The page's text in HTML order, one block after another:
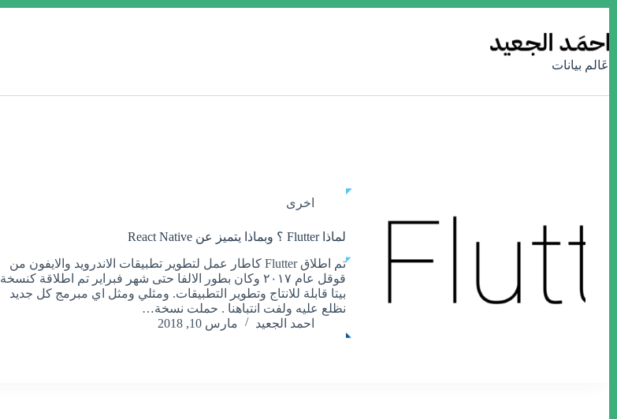
إلى
المحتوى
عَالم بيانات
اخرى
لماذا Flutter ؟ وبماذا يتميز عن React Native
تم اطلاق Flutter كاطار عمل لتطوير تطبيقات الاندرويد والايفون من
قوقل عام ٢٠١٧ وكان بطور الالفا حتى شهر فبراير تم اطلاقة كنسخة
بيتا قابلة للانتاج وتطوير التطبيقات. ومثلي ومثل اي مبرمج كل جديد
نظلع عليه ولفت انتباهنا . حملت نسخة…
احمد الجعيد
مارس 10, 2018